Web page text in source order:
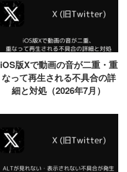
iOS版Xで動画の音が二重・重
なって再生される不具合の詳
細と対処（2026年7月）